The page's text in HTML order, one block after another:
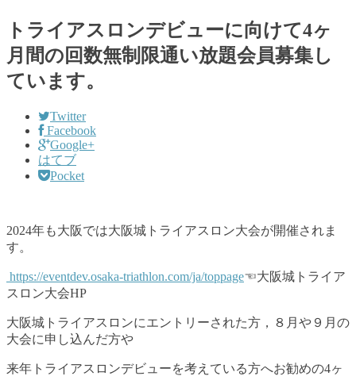
トライアスロンデビューに向けて4ヶ
月間の回数無制限通い放題会員募集し
ています。
Twitter
Facebook
Google+
はてブ
Pocket
2024年も大阪では大阪城トライアスロン大会が開催されま
す。
https://eventdev.osaka-triathlon.com/ja/toppage☜大阪城トライア
スロン大会HP
大阪城トライアスロンにエントリーされた方，８月や９月の
大会に申し込んだ方や
来年トライアスロンデビューを考えている方へお勧めの4ヶ